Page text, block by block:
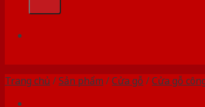
Trang chủ /Sản phẩm /Cửa gỗ /Cửa gỗ